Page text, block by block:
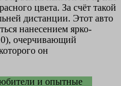
цвета. За счёт такой
дистанции. Этот авто
нанесением ярко-
очерчивающий
он
и опытные